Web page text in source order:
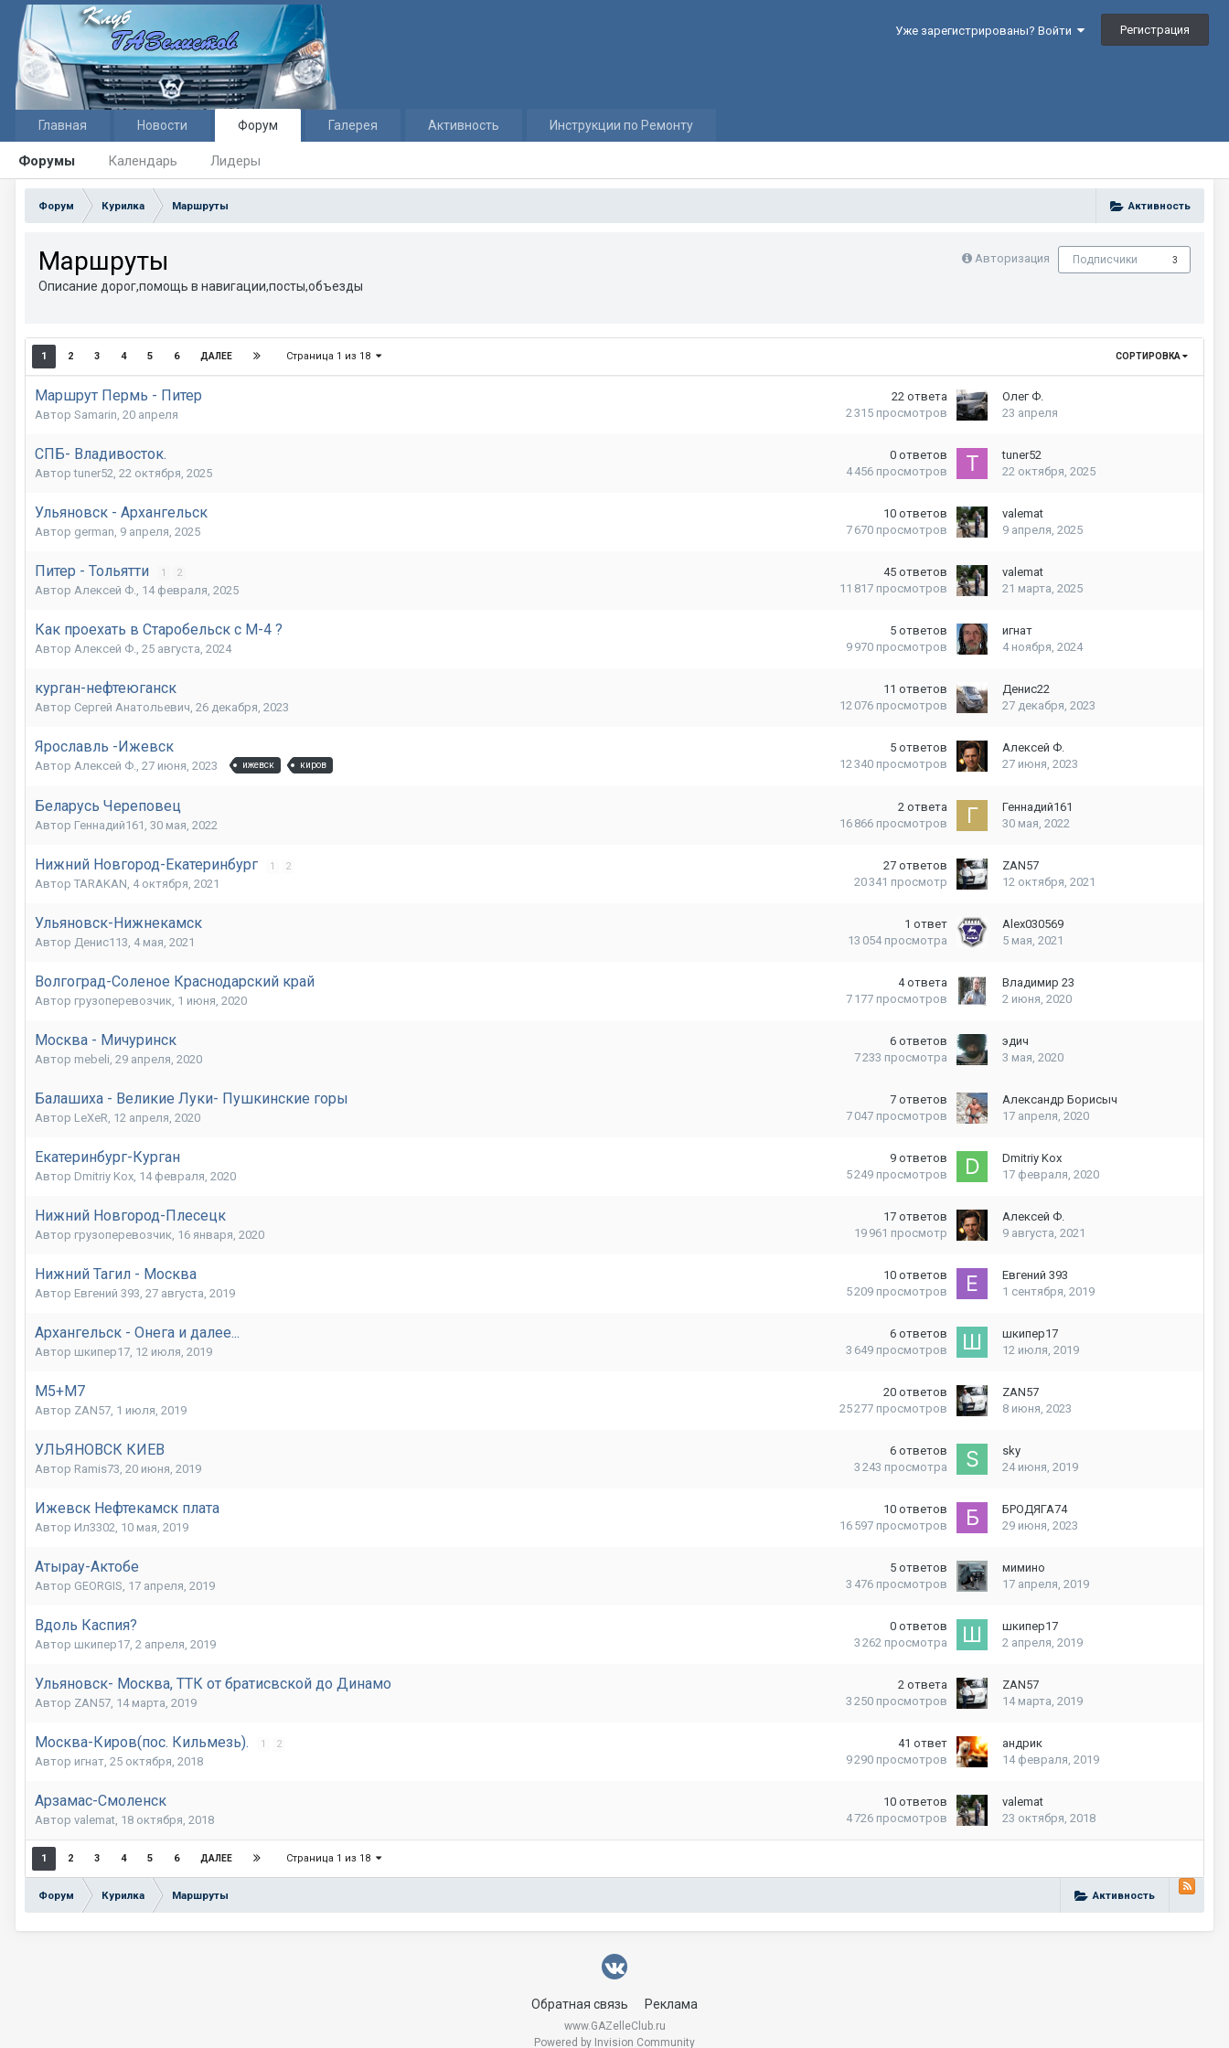
Уже зарегистрированы? Войти Регистрация
Главная Новости Форум
Форумы Календарь Лидеры
Галерея Активность Инструкции по Ремонту
Активность
Форум Курилка Маршруты
Маршруты Авторизация Подписчики 3
Описание дорог,помощь в навигации,посты,объезды
СОРТИРОВКА
1 2 3 4 5 6 ДАЛЕЕ Страница 1 из 18
Маршрут Пермь - Питер
Автор Samarin, 20 апреля
22 ответа
2 315 просмотров
Олег Ф.
23 апреля
СПБ- Владивосток.
Автор tuner52, 22 октября, 2025
0 ответов
4 456 просмотров
tuner52
22 октября, 2025
Ульяновск - Архангельск
Автор german, 9 апреля, 2025
10 ответов
7 670 просмотров
valemat
9 апреля, 2025
Питер - Тольятти 1 2
Автор Алексей Ф., 14 февраля, 2025
45 ответов
11 817 просмотров
valemat
21 марта, 2025
Как проехать в Старобельск с М-4 ?
Автор Алексей Ф., 25 августа, 2024
5 ответов
9 970 просмотров
игнат
4 ноября, 2024
курган-нефтеюганск
Автор Сергей Анатольевич, 26 декабря, 2023
11 ответов
12 076 просмотров
Денис22
27 декабря, 2023
Ярославль -Ижевск
Автор Алексей Ф., 27 июня, 2023 ижевск киров
5 ответов
12 340 просмотров
Алексей Ф.
27 июня, 2023
Беларусь Череповец
Автор Геннадий161, 30 мая, 2022
2 ответа
16 866 просмотров
Геннадий161
30 мая, 2022
Нижний Новгород-Екатеринбург 1 2
Автор TARAKAN, 4 октября, 2021
27 ответов
20 341 просмотр
ZAN57
12 октября, 2021
Ульяновск-Нижнекамск
Автор Денис113, 4 мая, 2021
1 ответ
13 054 просмотра
Alex030569
5 мая, 2021
Волгоград-Соленое Краснодарский край
Автор грузоперевозчик, 1 июня, 2020
4 ответа
7 177 просмотров
Владимир 23
2 июня, 2020
Москва - Мичуринск
Автор mebeli, 29 апреля, 2020
6 ответов
7 233 просмотра
эдич
3 мая, 2020
Балашиха - Великие Луки- Пушкинские горы
Автор LeXeR, 12 апреля, 2020
7 ответов
7 047 просмотров
Александр Борисыч
17 апреля, 2020
Екатеринбург-Курган
Автор Dmitriy Kox, 14 февраля, 2020
9 ответов
5 249 просмотров
Dmitriy Kox
17 февраля, 2020
Нижний Новгород-Плесецк
Автор грузоперевозчик, 16 января, 2020
17 ответов
19 961 просмотр
Алексей Ф.
9 августа, 2021
Нижний Тагил - Москва
Автор Евгений 393, 27 августа, 2019
10 ответов
5 209 просмотров
Евгений 393
1 сентября, 2019
Архангельск - Онега и далее...
Автор шкипер17, 12 июля, 2019
6 ответов
3 649 просмотров
шкипер17
12 июля, 2019
М5+М7
Автор ZAN57, 1 июля, 2019
20 ответов
25 277 просмотров
ZAN57
8 июня, 2023
УЛЬЯНОВСК КИЕВ
Автор Ramis73, 20 июня, 2019
6 ответов
3 243 просмотра
sky
24 июня, 2019
Ижевск Нефтекамск плата
Автор Ил3302, 10 мая, 2019
10 ответов
16 597 просмотров
БРОДЯГА74
29 июня, 2023
Атырау-Актобе
Автор GEORGIS, 17 апреля, 2019
5 ответов
3 476 просмотров
мимино
17 апреля, 2019
Вдоль Каспия?
Автор шкипер17, 2 апреля, 2019
0 ответов
3 262 просмотра
шкипер17
2 апреля, 2019
Ульяновск- Москва, ТТК от братисвской до Динамо
Автор ZAN57, 14 марта, 2019
2 ответа
3 250 просмотров
ZAN57
14 марта, 2019
Москва-Киров(пос. Кильмезь). 1 2
Автор игнат, 25 октября, 2018
41 ответ
9 290 просмотров
андрик
14 февраля, 2019
Арзамас-Смоленск
Автор valemat, 18 октября, 2018
10 ответов
4 726 просмотров
valemat
23 октября, 2018
1 2 3 4 5 6 ДАЛЕЕ Страница 1 из 18
Активность
Форум Курилка Маршруты
Обратная связь Реклама
www.GAZelleClub.ru
Powered by Invision Community